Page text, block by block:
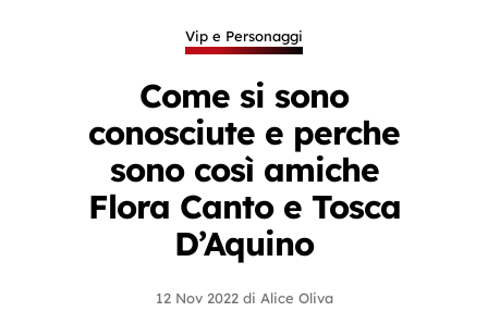
Vip e Personaggi
Come si sono
conosciute e perche
sono così amiche
Flora Canto e Tosca
D’Aquino
12 Nov 2022 di Alice Oliva